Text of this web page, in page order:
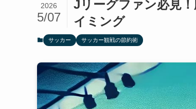
Jリーグファン必見
イミング
2026
5/07
サッカー サッカー観戦の節約術